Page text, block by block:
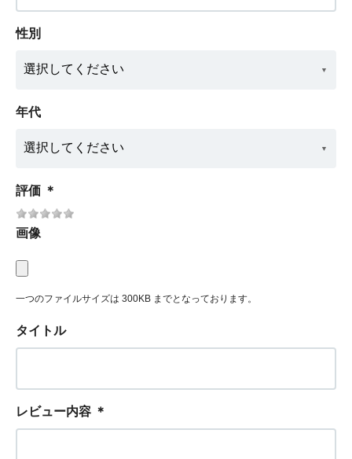
性別
年代
評価 ＊
画像
一つのファイルサイズは 300KB までとなっております。
タイトル
レビュー内容 ＊